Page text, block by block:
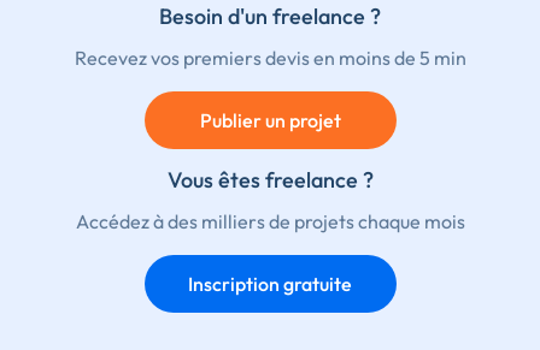
Besoin d'un freelance ?
Recevez vos premiers devis en moins de 5 min
Publier un projet
Vous êtes freelance ?
Accédez à des milliers de projets chaque mois
Inscription gratuite